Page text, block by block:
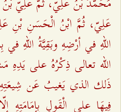
عَلِيّ، ثُمَّ ابْنُ الْحَسَنِ بْنِ
اللهِ في أرْضِهِ وبَقِيَّةُ اللهِ
الله تعالى ذِكْرُهُ على يَدِهِ
ذَلك الذي يَغيبُ عَن شِيعَتِهِ
فِيهَا على الْقَولِ بِإمَامَتِهِ